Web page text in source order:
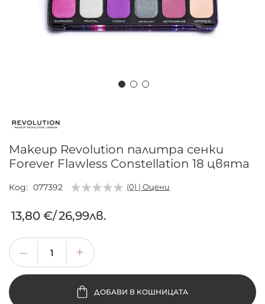
началото
галерия
със
снимки
Makeup Revolution палитра сенки
Forever Flawless Constellation 18 цвята
Код 077392 (0) | Оцени
13,80 €/26,99лв.
ДОБАВИ В КОШНИЦАТА